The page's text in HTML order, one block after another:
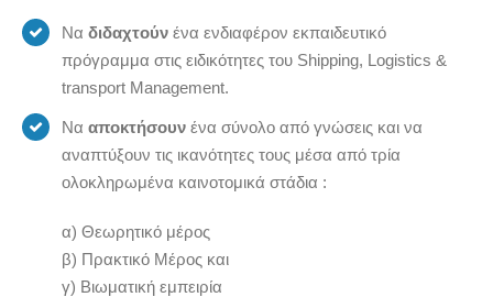
Να διδαχτούν ένα ενδιαφέρον εκπαιδευτικό
πρόγραμμα στις ειδικότητες του Shipping, Logistics &
transport Management.
Να αποκτήσουν ένα σύνολο από γνώσεις και να
αναπτύξουν τις ικανότητες τους μέσα από τρία
ολοκληρωμένα καινοτομικά στάδια :
α) Θεωρητικό μέρος
β) Πρακτικό Μέρος και
γ) Βιωματική εμπειρία